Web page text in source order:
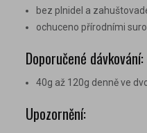
bez plnidel a
ochuceno přírodními
Doporučené dávkování:
40g až 120g denně ve
Upozornění: